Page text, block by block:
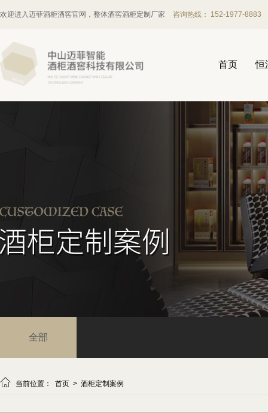
欢迎进入迈菲酒柜酒窖官网，整体酒窖酒柜定制厂家 咨询热线： 152-1977-8883
首页 恒
全部
 当前位置： 首页 > 酒柜定制案例